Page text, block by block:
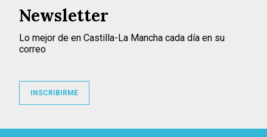
Newsletter
Lo mejor de en Castilla-La Mancha cada día en su
correo
INSCRIBIRME